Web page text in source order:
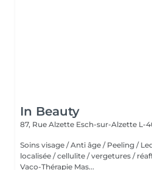
In Beauty
87, Rue Alzette Esch-sur-Alzette L-
Soins visage / Anti âge / Peeling /
localisée / cellulite / vergetures /
Vaco-Thérapie Mas...